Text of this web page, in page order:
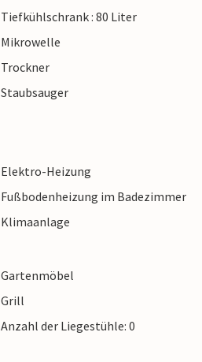
Tiefkühlschrank : 80 Liter
Mikrowelle
Trockner
Staubsauger
Elektro-Heizung
Fußbodenheizung im Badezimmer
Klimaanlage
Gartenmöbel
Grill
Anzahl der Liegestühle: 0